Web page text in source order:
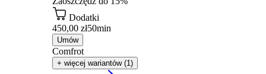
Dodatki
450,00 zł50min
Umów
Comfrot
+ więcej wariantów (1)